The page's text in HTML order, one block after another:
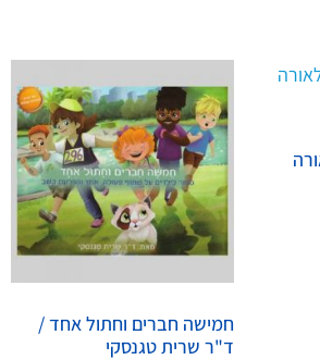
חמישה חברים וחתול אחד /
ד"ר שרית טגנסקי